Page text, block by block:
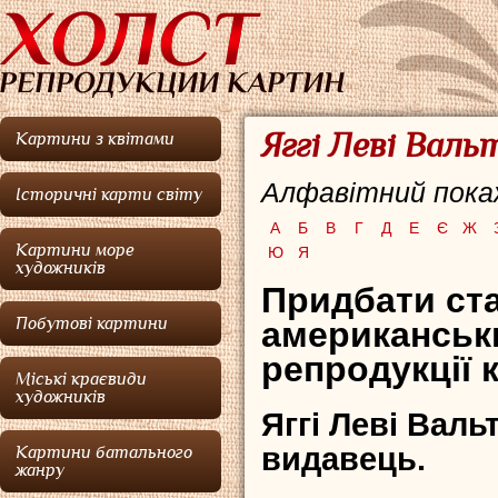
Картини з квітами
Історичні карти світу
Картини море
художників
Побутові картини
Міські краєвиди
художників
Картини батального
жанру
Яггі Леві
Алфавітний
А Б В Г Д Е Є Ж
Ю
Я
Придбати
репродукції
Яггі Леві
видавець.